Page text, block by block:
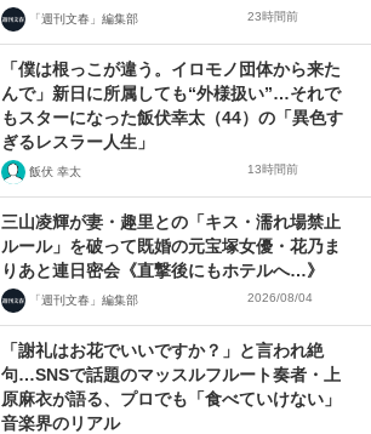
「週刊文春」編集部 23時間前
「僕は根っこが違う。イロモノ団体から来た
んで」新日に所属しても“外様扱い”…それで
もスターになった飯伏幸太（44）の「異色す
ぎるレスラー人生」
飯伏 幸太 13時間前
三山凌輝が妻・趣里との「キス・濡れ場禁止
ルール」を破って既婚の元宝塚女優・花乃ま
りあと連日密会《直撃後にもホテルへ…》
「週刊文春」編集部 2026/08/04
「謝礼はお花でいいですか？」と言われ絶
句…SNSで話題のマッスルフルート奏者・上
原麻衣が語る、プロでも「食べていけない」
音楽界のリアル